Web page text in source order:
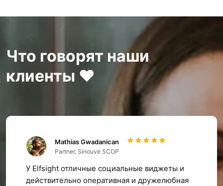
Что говорят наши
клиенты ❤️
Mathias Gwadanican
Partner, Sinouvé SCOP
У Elfsight отличные социальные виджеты и
действительно оперативная и дружелюбная